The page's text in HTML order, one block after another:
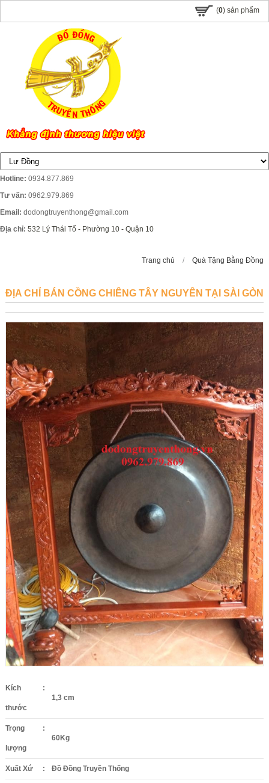
(0) sản phẩm
Hotline: 0934.877.869
Tư vấn: 0962.979.869
Email: dodongtruyenthong@gmail.com
Địa chỉ: 532 Lý Thái Tổ - Phường 10 - Quận 10
Trang chủ / Quà Tặng Bằng Đồng
ĐỊA CHỈ BÁN CỒNG CHIÊNG TÂY NGUYÊN TẠI SÀI GÒN
Kích
thước
:
1,3 cm
Trọng
lượng
:
60Kg
Xuất Xứ : Đồ Đồng Truyền Thống